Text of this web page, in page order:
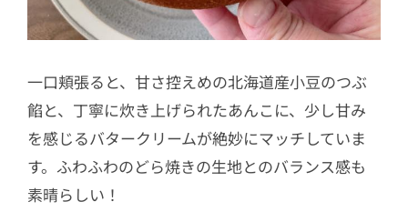
一口頬張ると、甘さ控えめの北海道産小豆のつぶ
餡と、丁寧に炊き上げられたあんこに、少し甘み
を感じるバタークリームが絶妙にマッチしていま
す。ふわふわのどら焼きの生地とのバランス感も
素晴らしい！